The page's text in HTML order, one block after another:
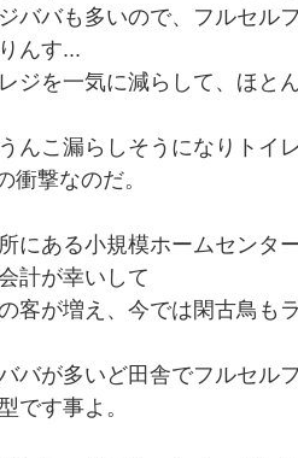
ババも多いので、フルセル
んす...
ジを一気に減らして、ほと
んこ漏らしそうになりトイ
衝撃なのだ。
にある小規模ホームセンタ
計が幸いして
客が増え、今では閑古鳥も
バが多いど田舎でフルセル
です事よ。